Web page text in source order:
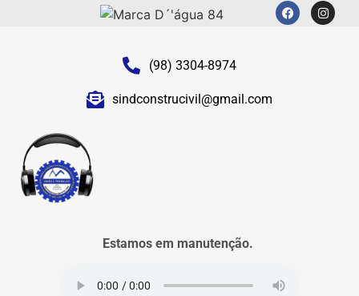
(98) 3304-8974
sindconstrucivil@gmail.com
Estamos em manutenção.